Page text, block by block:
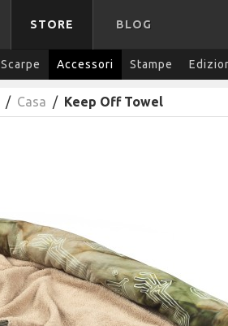
STORE BLOG
Scarpe Accessori Stampe
/ Casa / Keep Off Towel